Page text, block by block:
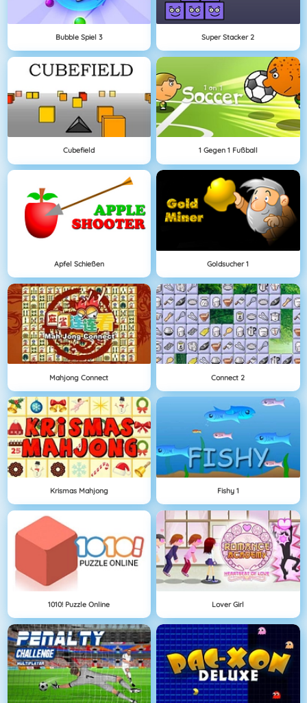
Bubble Spiel 3 Super Stacker 2
Cubefield 1 Gegen 1 Fußball
Apfel Schießen Goldsucher 1
Mahjong Connect Connect 2
Krismas Mahjong Fishy 1
1010! Puzzle Online Lover Girl